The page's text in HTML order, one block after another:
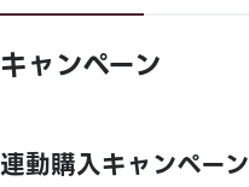
キャンペーン
連動購入キャンペーン